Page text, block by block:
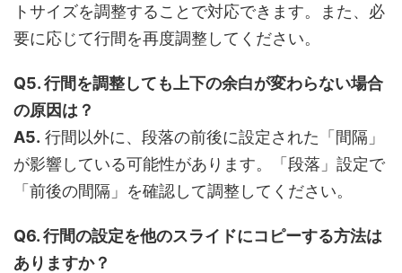
トサイズを調整することで対応できます。また、必
要に応じて行間を再度調整してください。
Q5. 行間を調整しても上下の余白が変わらない場合
の原因は？
A5. 行間以外に、段落の前後に設定された「間隔」
が影響している可能性があります。「段落」設定で
「前後の間隔」を確認して調整してください。
Q6. 行間の設定を他のスライドにコピーする方法は
ありますか？